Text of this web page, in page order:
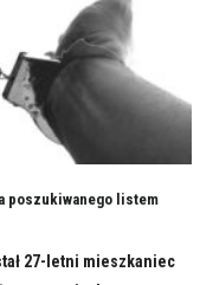
poszukiwanego listem
27-letni mieszkaniec